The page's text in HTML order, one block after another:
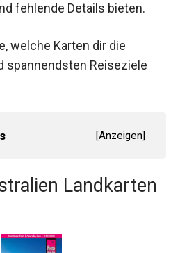
fehlende Details bieten.
welche Karten dir die
spannendsten Reiseziele
[Anzeigen]
Landkarten